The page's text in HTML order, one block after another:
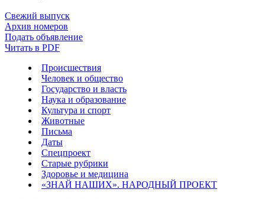
Свежий выпуск
Архив номеров
Подать объявление
Читать в PDF
Происшествия
Человек и общество
Государство и власть
Наука и образование
Культура и спорт
Животные
Письма
Даты
Спецпроект
Старые рубрики
Здоровье и медицина
«ЗНАЙ НАШИХ». НАРОДНЫЙ ПРОЕКТ